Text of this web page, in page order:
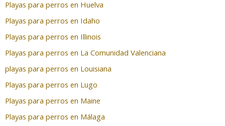
Playas para perros en Huelva
Playas para perros en Idaho
Playas para perros en Illinois
Playas para perros en La Comunidad Valenciana
playas para perros en Louisiana
Playas para perros en Lugo
Playas para perros en Maine
Playas para perros en Málaga